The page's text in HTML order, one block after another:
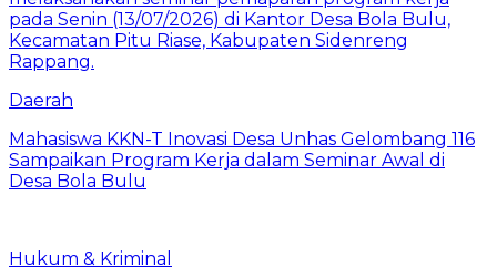
Daerah
Mahasiswa KKN-T Inovasi Desa Unhas Gelombang 116
Sampaikan Program Kerja dalam Seminar Awal di
Desa Bola Bulu
Hukum & Kriminal